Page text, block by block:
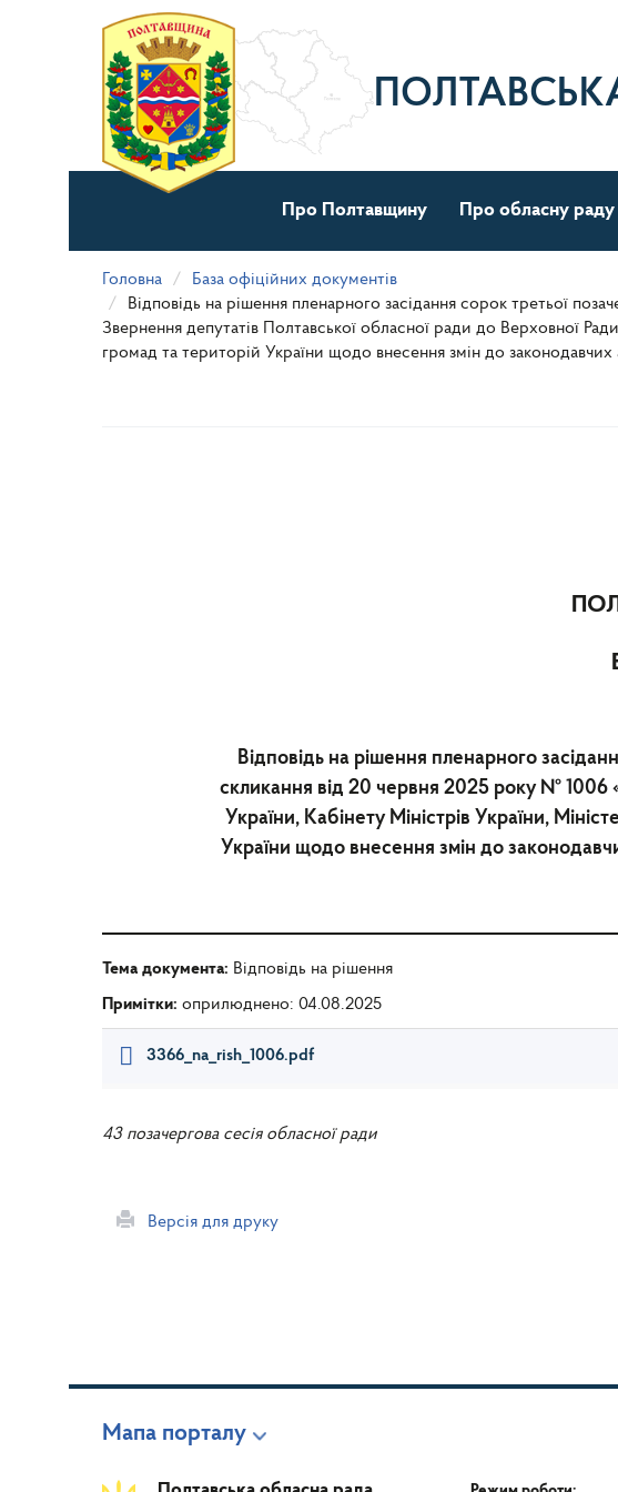
матеріалу
Про Полтавщину Про обласну раду
Головна
База офіційних документів
Відповідь на рішення пленарного засідання сорок третьої
Звернення депутатів Полтавської обласної ради до Верховної
громад та територій України щодо внесення змін до
Відповідь на рішення пленарного
скликання від 20 червня 2025 року № 1006
України, Кабінету Міністрів України,
України щодо внесення змін до
Тема документа: Відповідь на рішення
Примітки: оприлюднено: 04.08.2025
3366_na_rish_1006.pdf
43 позачергова сесія обласної ради
Версія для друку
Мапа порталу